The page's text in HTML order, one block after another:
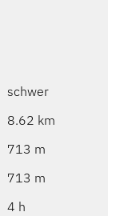
schwer
8.62 km
713 m
713 m
4 h